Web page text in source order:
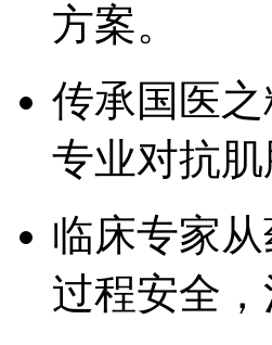
方案。
传承国医
专业对抗肌
临床专家
过程安全，